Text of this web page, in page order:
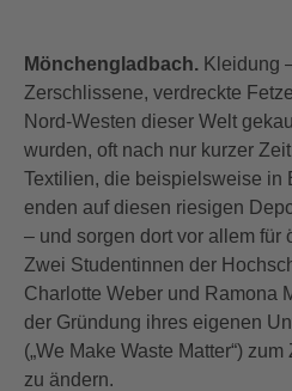
Mönchengladbach. Kleidung
Zerschlissene, verdreckte
Nord-Westen dieser Welt
wurden, oft nach nur kurzer
Textilien, die beispielsweise in
enden auf diesen riesigen
– und sorgen dort vor allem für
Zwei Studentinnen der
Charlotte Weber und Ramona
der Gründung ihres eigenen
(„We Make Waste Matter“)
zu ändern.